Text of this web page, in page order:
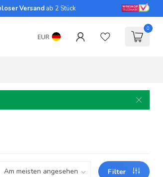
Versand ab 2 Stück
EUR
0
Filter